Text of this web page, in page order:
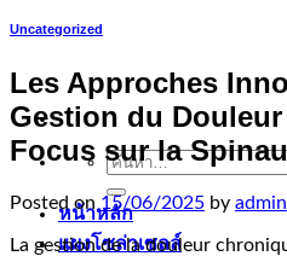
ค้นหา:
หน้าหลัก
แผงโซล่าเซลล์
Uncategorized
Les Approches
Gestion du
Focus sur la
Posted on 15/06/2025 by admin
La gestion de la douleur